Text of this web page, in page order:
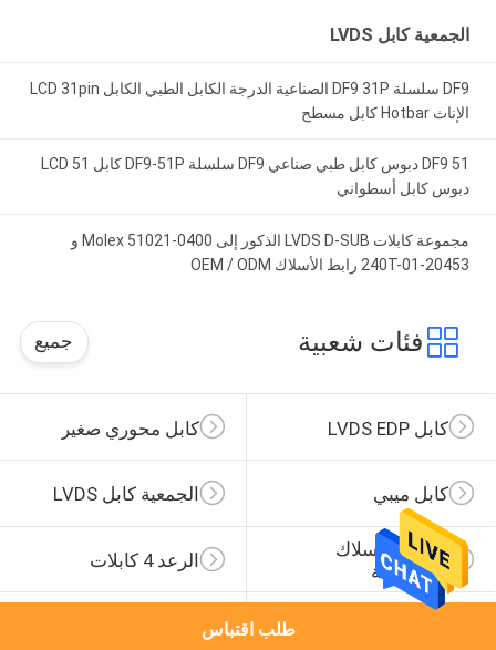
الجمعية كابل LVDS
DF9 سلسلة DF9 31P الصناعية الدرجة الكابل الطبي الكابل LCD 31pin
الإناث Hotbar كابل مسطح
DF9 51 دبوس كابل طبي صناعي DF9 سلسلة DF9-51P كابل LCD 51
دبوس كابل أسطواني
مجموعة كابلات LVDS D-SUB الذكور إلى Molex 51021-0400 و
20453-240T-01 رابط الأسلاك OEM / ODM
فئات شعبية جميع
كابل محوري صغير كابل LVDS EDP
الجمعية كابل LVDS كابل ميبي
الرعد 4 كابلات
تسخير الأسلاك
المخصصة
طلب اقتباس